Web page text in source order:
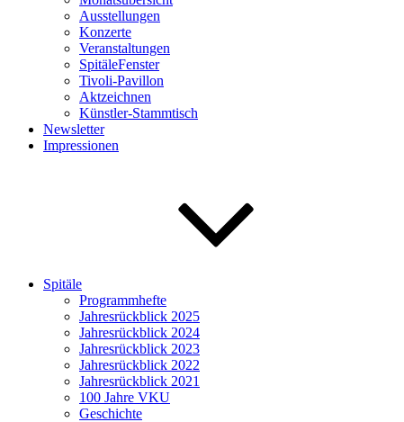
Ausstellungen
Konzerte
Veranstaltungen
SpitäleFenster
Tivoli-Pavillon
Aktzeichnen
Künstler-Stammtisch
Newsletter
Impressionen
Spitäle
Programmhefte
Jahresrückblick 2025
Jahresrückblick 2024
Jahresrückblick 2023
Jahresrückblick 2022
Jahresrückblick 2021
100 Jahre VKU
Geschichte